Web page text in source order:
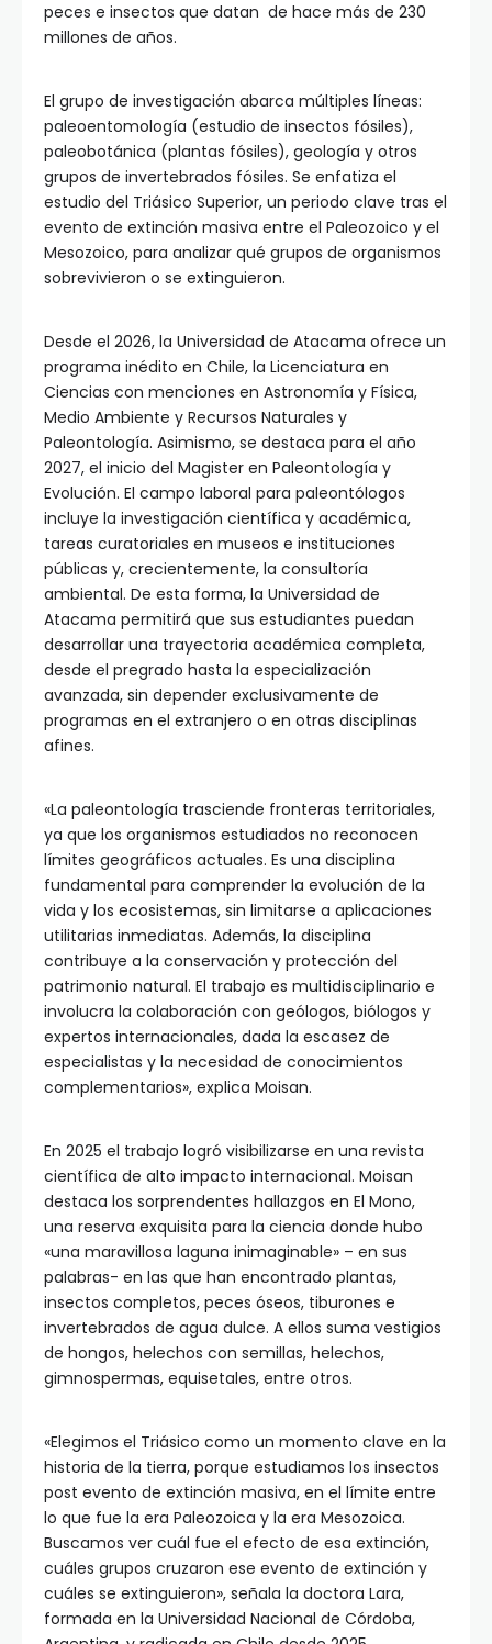
peces e insectos que datan de hace más de 230
millones de años.
El grupo de investigación abarca múltiples líneas:
paleoentomología (estudio de insectos fósiles),
paleobotánica (plantas fósiles), geología y otros
grupos de invertebrados fósiles. Se enfatiza el
estudio del Triásico Superior, un periodo clave tras el
evento de extinción masiva entre el Paleozoico y el
Mesozoico, para analizar qué grupos de organismos
sobrevivieron o se extinguieron.
Desde el 2026, la Universidad de Atacama ofrece un
programa inédito en Chile, la Licenciatura en
Ciencias con menciones en Astronomía y Física,
Medio Ambiente y Recursos Naturales y
Paleontología. Asimismo, se destaca para el año
2027, el inicio del Magister en Paleontología y
Evolución. El campo laboral para paleontólogos
incluye la investigación científica y académica,
tareas curatoriales en museos e instituciones
públicas y, crecientemente, la consultoría
ambiental. De esta forma, la Universidad de
Atacama permitirá que sus estudiantes puedan
desarrollar una trayectoria académica completa,
desde el pregrado hasta la especialización
avanzada, sin depender exclusivamente de
programas en el extranjero o en otras disciplinas
afines.
«La paleontología trasciende fronteras territoriales,
ya que los organismos estudiados no reconocen
límites geográficos actuales. Es una disciplina
fundamental para comprender la evolución de la
vida y los ecosistemas, sin limitarse a aplicaciones
utilitarias inmediatas. Además, la disciplina
contribuye a la conservación y protección del
patrimonio natural. El trabajo es multidisciplinario e
involucra la colaboración con geólogos, biólogos y
expertos internacionales, dada la escasez de
especialistas y la necesidad de conocimientos
complementarios», explica Moisan.
En 2025 el trabajo logró visibilizarse en una revista
científica de alto impacto internacional. Moisan
destaca los sorprendentes hallazgos en El Mono,
una reserva exquisita para la ciencia donde hubo
«una maravillosa laguna inimaginable» – en sus
palabras- en las que han encontrado plantas,
insectos completos, peces óseos, tiburones e
invertebrados de agua dulce. A ellos suma vestigios
de hongos, helechos con semillas, helechos,
gimnospermas, equisetales, entre otros.
«Elegimos el Triásico como un momento clave en la
historia de la tierra, porque estudiamos los insectos
post evento de extinción masiva, en el límite entre
lo que fue la era Paleozoica y la era Mesozoica.
Buscamos ver cuál fue el efecto de esa extinción,
cuáles grupos cruzaron ese evento de extinción y
cuáles se extinguieron», señala la doctora Lara,
formada en la Universidad Nacional de Córdoba,